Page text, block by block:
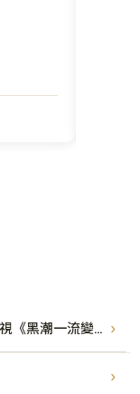
文物館甲午乙未浮世繪出沒公視《黑潮一流變中的台灣建築》紀錄片 ›
›